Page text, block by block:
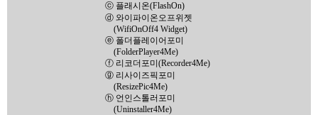
ⓒ 플래시온(FlashOn)
ⓓ 와이파이온오프위젯
(WifiOnOff4 Widget)
ⓔ 폴더플레이어포미
(FolderPlayer4Me)
ⓕ 리코더포미(Recorder4Me)
ⓖ 리사이즈픽포미
(ResizePic4Me)
ⓗ 언인스톨러포미
(Uninstaller4Me)